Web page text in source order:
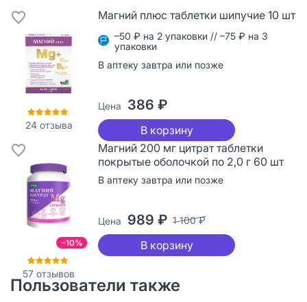
24отзыва
Магний плюс таблетки шипучие 10 шт
–50 ₽ на 2 упаковки // –75 ₽ на 3
упаковки
В аптеку завтра или позже
Цена 386 ₽
В корзину
−10%
57 отзывов
Магний 200 мг цитрат таблетки
покрытые оболочкой по 2,0 г 60 шт
В аптеку завтра или позже
Цена 989 ₽ 1 100 ₽
В корзину
Пользователи также